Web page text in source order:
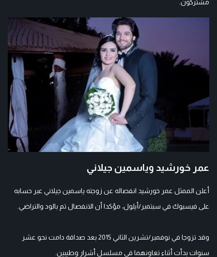
مشتركون.
عمر خورشيد وياسمين جيلاني
أعلن الممثل عمر خورشيد انفصاله عن زوجته ياسمين جيلاني عبر حسابه
على فيسبوك في سبتمبر/أيلول، مؤكدا أن الانفصال تم بالود والتراضي.
وقد تزوجا في نوفمبر/تشرين الثاني 2015 بعد صداقة دامت نحو عشر
سنوات بدأت أثناء تعاونهما في مسلسل أشرار وطيبين.